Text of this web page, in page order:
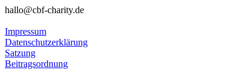
hallo@cbf-charity.de
Impressum
Datenschutzerklärung
Satzung
Beitragsordnung